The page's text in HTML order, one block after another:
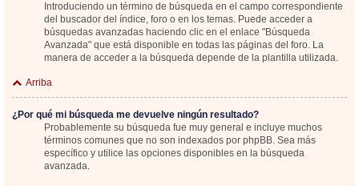
Introduciendo un término de búsqueda en el campo correspondiente
del buscador del índice, foro o en los temas. Puede acceder a
búsquedas avanzadas haciendo clic en el enlace "Búsqueda
Avanzada" que está disponible en todas las páginas del foro. La
manera de acceder a la búsqueda depende de la plantilla utilizada.
Arriba
¿Por qué mi búsqueda me devuelve ningún resultado?
Probablemente su búsqueda fue muy general e incluye muchos
términos comunes que no son indexados por phpBB. Sea más
específico y utilice las opciones disponibles en la búsqueda
avanzada.